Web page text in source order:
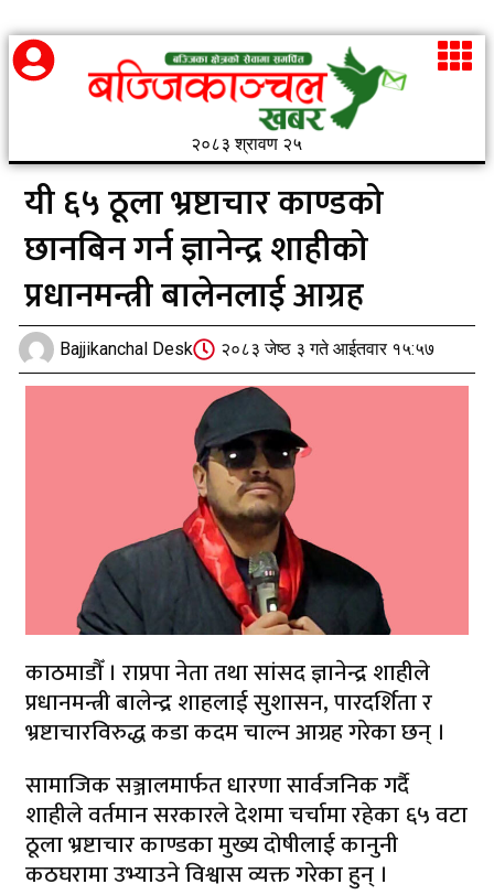
२०८३ श्रावण २५
यी ६५ ठूला भ्रष्टाचार काण्डको
छानबिन गर्न ज्ञानेन्द्र शाहीको
प्रधानमन्त्री बालेनलाई आग्रह
Bajjikanchal Desk २०८३ जेष्ठ ३ गते आईतवार १५:५७
काठमाडौँ । राप्रपा नेता तथा सांसद ज्ञानेन्द्र शाहीले
प्रधानमन्त्री बालेन्द्र शाहलाई सुशासन, पारदर्शिता र
भ्रष्टाचारविरुद्ध कडा कदम चाल्न आग्रह गरेका छन् ।
सामाजिक सञ्जालमार्फत धारणा सार्वजनिक गर्दै
शाहीले वर्तमान सरकारले देशमा चर्चामा रहेका ६५ वटा
ठूला भ्रष्टाचार काण्डका मुख्य दोषीलाई कानुनी
कठघरामा उभ्याउने विश्वास व्यक्त गरेका हुन् ।